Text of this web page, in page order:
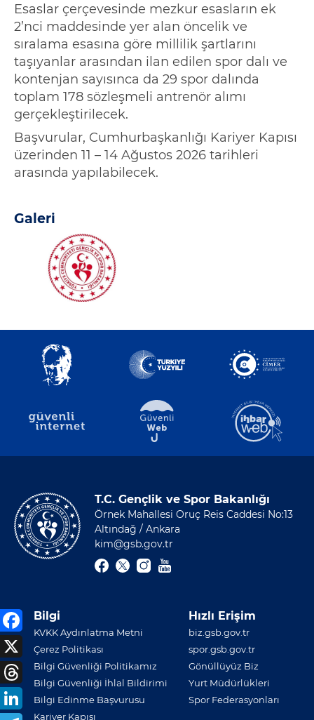
Esaslar çerçevesinde mezkur esasların ek
2’nci maddesinde yer alan öncelik ve
sıralama esasına göre millilik şartlarını
taşıyanlar arasından ilan edilen spor dalı ve
kontenjan sayısınca da 29 spor dalında
toplam 178 sözleşmeli antrenör alımı
gerçekleştirilecek.
Başvurular, Cumhurbaşkanlığı Kariyer Kapısı
üzerinden 11 – 14 Ağustos 2026 tarihleri
arasında yapılabilecek.
Galeri
T.C. Gençlik ve Spor Bakanlığı
Örnek Mahallesi Oruç Reis Caddesi No:13
Altındağ / Ankara
kim@gsb.gov.tr
Bilgi
KVKK Aydınlatma Metni
Çerez Politikası
Bilgi Güvenliği Politikamız
Bilgi Güvenliği İhlal Bildirimi
Bilgi Edinme Başvurusu
Kariyer Kapısı
Hızlı Erişim
biz.gsb.gov.tr
spor.gsb.gov.tr
Gönüllüyüz Biz
Yurt Müdürlükleri
Spor Federasyonları